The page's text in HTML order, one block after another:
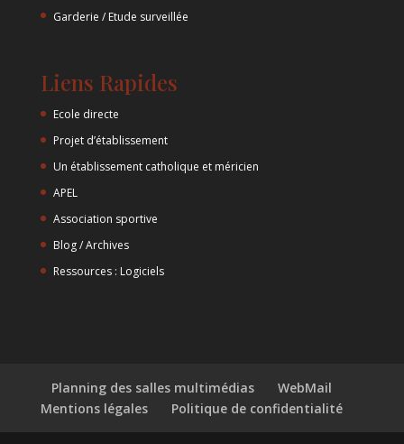
Garderie / Etude surveillée
Liens Rapides
Ecole directe
Projet d’établissement
Un établissement catholique et méricien
APEL
Association sportive
Blog / Archives
Ressources : Logiciels
Planning des salles multimédias
WebMail
Mentions légales
Politique de confidentialité